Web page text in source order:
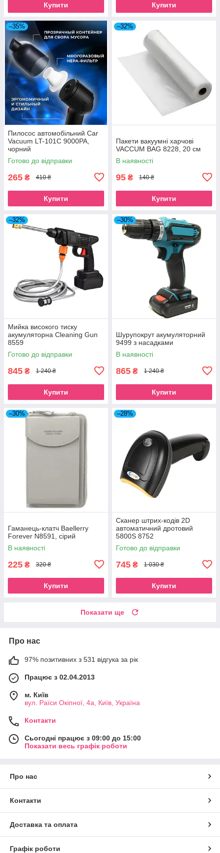
Купити Купити
–35%
Пилосос автомобільний Car
Vacuum LT-101C 9000PA,
чорний
Готово до відправки
265 ₴ 410 ₴
Купити
–32%
Пакети вакуумні харчові
VACCUM BAG 8228, 20 см
В наявності
95 ₴ 140 ₴
Купити
–32%
Мийка високого тиску
акумуляторна Cleaning Gun
8559
Готово до відправки
845 ₴ 1 240 ₴
Купити
–30%
Шурупокрут акумуляторний
9499 з насадками
В наявності
865 ₴ 1 240 ₴
Купити
–30%
Гаманець-клатч Baellerry
Forever N8591, сірий
В наявності
225 ₴ 320 ₴
Купити
–28%
Сканер штрих-кодів 2D
автоматичний дротовий
5800S 8752
Готово до відправки
745 ₴ 1 030 ₴
Купити
Показати ще
Про нас
97% позитивних з 531 відгука за рік
Працює з 02.04.2013
м. Київ
вул. Раїси Окіпної, 4а, Київ, Україна
Контакти
Сьогодні працює з 09:00 до 15:00
Показати весь графік роботи
Про нас
Контакти
Доставка та оплата
Графік роботи